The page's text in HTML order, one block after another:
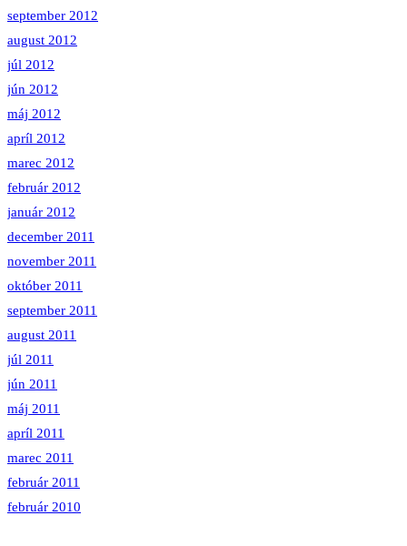
september 2012
august 2012
júl 2012
jún 2012
máj 2012
apríl 2012
marec 2012
február 2012
január 2012
december 2011
november 2011
október 2011
september 2011
august 2011
júl 2011
jún 2011
máj 2011
apríl 2011
marec 2011
február 2011
február 2010